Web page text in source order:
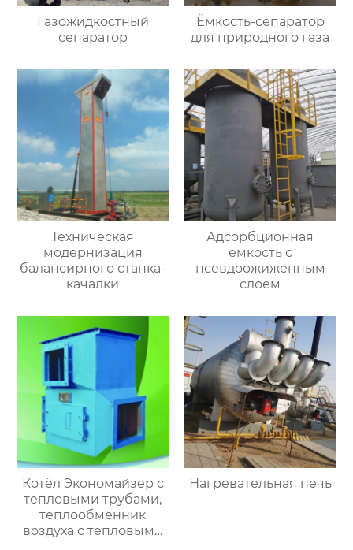
Газожидкостный
сепаратор
Ёмкость-сепаратор
для природного газа
Техническая
модернизация
балансирного станка-
качалки
Адсорбционная
емкость с
псевдоожиженным
слоем
Котёл Экономайзер с
тепловыми трубами,
теплообменник
воздуха с тепловыми
Нагревательная печь